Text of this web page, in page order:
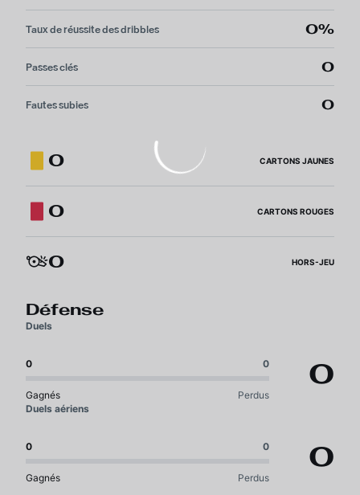
Taux de réussite des dribbles 0%
Passes clés 0
Fautes subies 0
0 CARTONS JAUNES
0 CARTONS ROUGES
0 HORS-JEU
Défense
Duels
0 0
Gagnés Perdus
0
Duels aériens
0 0
Gagnés Perdus
0